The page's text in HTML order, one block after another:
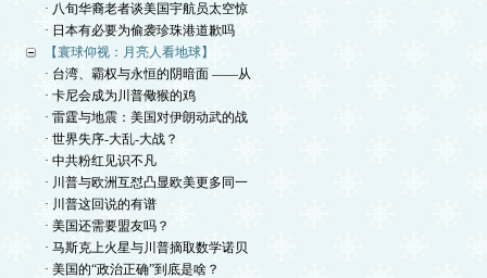
· 八旬华裔老者谈美国宇航员太空惊
· 日本有必要为偷袭珍珠港道歉吗
【寰球仰视：月亮人看地球】
· 台湾、霸权与永恒的阴暗面 ——从
· 卡尼会成为川普儆猴的鸡
· 雷霆与地震：美国对伊朗动武的战
· 世界失序-大乱-大战？
· 中共粉红见识不凡
· 川普与欧洲互怼凸显欧美更多同一
· 川普这回说的有谱
· 美国还需要盟友吗？
· 马斯克上火星与川普摘取数学诺贝
· 美国的“政治正确”到底是啥？